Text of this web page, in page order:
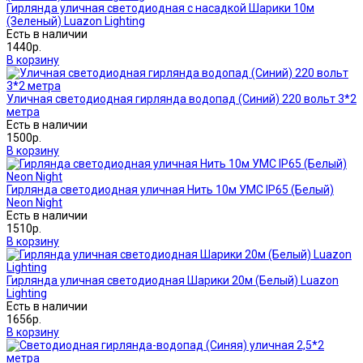
Гирлянда уличная светодиодная с насадкой Шарики 10м
(Зеленый) Luazon Lighting
Есть в наличии
1440р.
В корзину
Уличная светодиодная гирлянда водопад (Синий) 220 вольт 3*2
метра
Есть в наличии
1500р.
В корзину
Гирлянда светодиодная уличная Нить 10м УМС IP65 (Белый)
Neon Night
Есть в наличии
1510р.
В корзину
Гирлянда уличная светодиодная Шарики 20м (Белый) Luazon
Lighting
Есть в наличии
1656р.
В корзину